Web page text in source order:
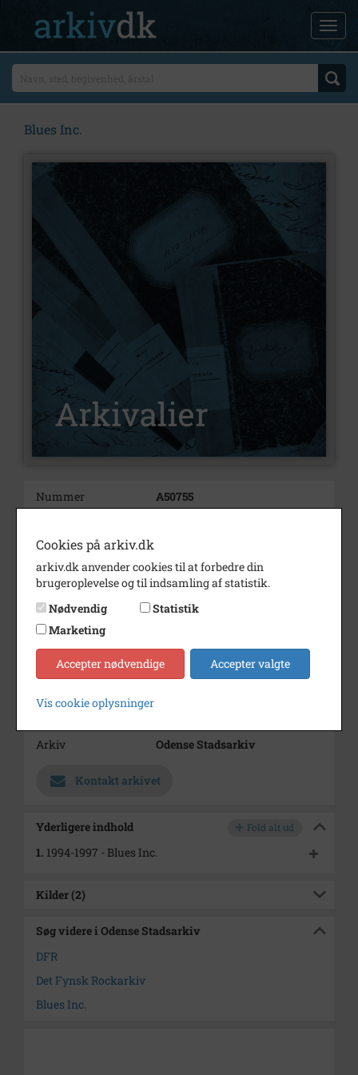
Blues Inc.
Nummer
A50755
Arkivskaber
Beskrivelse
Odenseansk-Svendborgensisk
Bemærkning
Keld Andersen – guitar
Martin Svane – trommer
Arkiv
Odense Stadsarkiv
Kontakt arkivet
Yderligere indhold Fold alt ud
1. 1994-1997 - Blues Inc.
Kilder (2)
Søg videre i Odense Stadsarkiv
DFR
Det Fynsk Rockarkiv
Blues Inc.
Cookies på arkiv.dk
arkiv.dk anvender cookies til at forbedre din
brugeroplevelse og til indsamling af statistik.
Nødvendig
Statistik
Marketing
Accepter nødvendige Accepter valgte
Vis cookie oplysninger